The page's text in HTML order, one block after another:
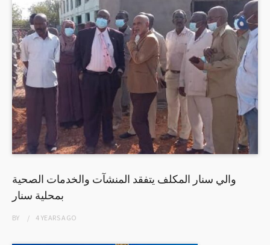
والي سنار المكلف يتفقد المنشآت والخدمات الصحية
بمحلية سنار
BY 4 YEARSAGO